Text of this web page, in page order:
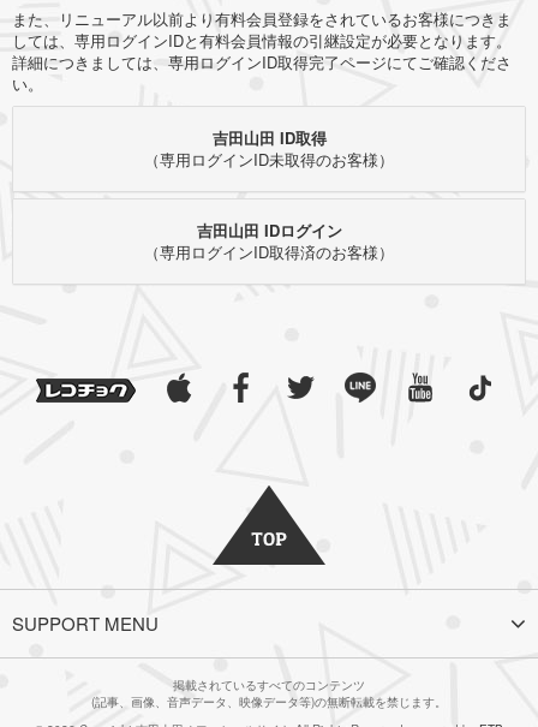
また、リニューアル以前より有料会員登録をされているお客様につきま
しては、専用ログインIDと有料会員情報の引継設定が必要となります。
詳細につきましては、専用ログインID取得完了ページにてご確認くださ
い。
吉田山田 ID取得
（専用ログインID未取得のお客様）
吉田山田 IDログイン
（専用ログインID取得済のお客様）
SUPPORT MENU
掲載されているすべてのコンテンツ
(記事、画像、音声データ、映像データ等)の無断転載を禁じます。